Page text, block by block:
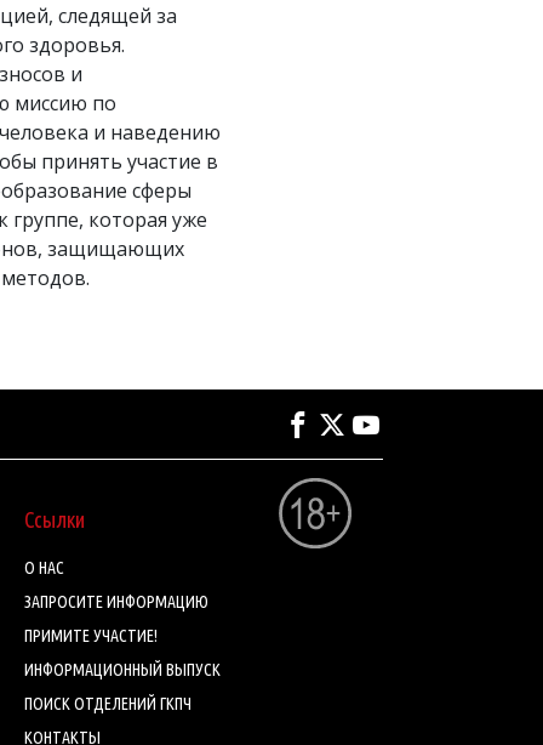
следящей за
здоровья.
и
миссию по
и наведению
принять участие в
сферы
группе, которая уже
защищающих
Ссылки
О НАС
ЗАПРОСИТЕ ИНФОРМАЦИЮ
ПРИМИТЕ УЧАСТИЕ!
ИНФОРМАЦИОННЫЙ ВЫПУСК
ПОИСК ОТДЕЛЕНИЙ ГКПЧ
КОНТАКТЫ